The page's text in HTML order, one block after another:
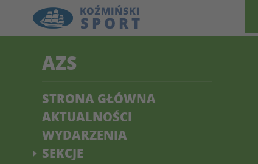
AZS
STRONA GŁÓWNA
AKTUALNOŚCI
WYDARZENIA
SEKCJE